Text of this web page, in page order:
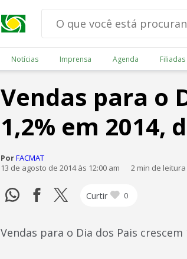
Notícias Imprensa Agenda Filiadas
Vendas para o
1,2% em 2014,
PorFACMAT
13 de agosto de 2014 às 12:00 am
2 min de leitura
Curtir 0
Vendas para o Dia dos Pais crescem